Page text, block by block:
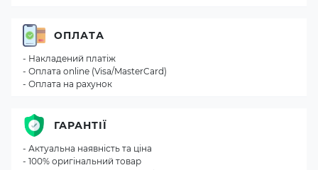
ОПЛАТА
- Накладений платіж
- Оплата online (Visa/MasterCard)
- Оплата на рахунок
ГАРАНТІЇ
- Актуальна наявність та ціна
- 100% оригінальний товар